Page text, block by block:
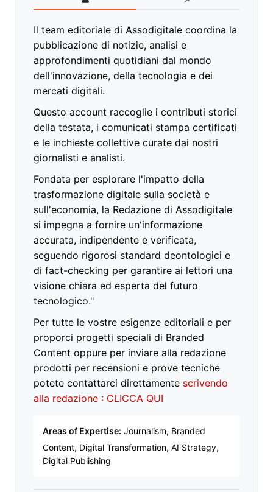
Il team editoriale di Assodigitale coordina la
pubblicazione di notizie, analisi e
approfondimenti quotidiani dal mondo
dell'innovazione, della tecnologia e dei
mercati digitali.
Questo account raccoglie i contributi storici
della testata, i comunicati stampa certificati
e le inchieste collettive curate dai nostri
giornalisti e analisti.
Fondata per esplorare l'impatto della
trasformazione digitale sulla società e
sull'economia, la Redazione di Assodigitale
si impegna a fornire un'informazione
accurata, indipendente e verificata,
seguendo rigorosi standard deontologici e
di fact-checking per garantire ai lettori una
visione chiara ed esperta del futuro
tecnologico."
Per tutte le vostre esigenze editoriali e per
proporci progetti speciali di Branded
Content oppure per inviare alla redazione
prodotti per recensioni e prove tecniche
potete contattarci direttamente scrivendo
alla redazione : CLICCA QUI
Areas of Expertise: Journalism, Branded
Content, Digital Transformation, AI Strategy,
Digital Publishing